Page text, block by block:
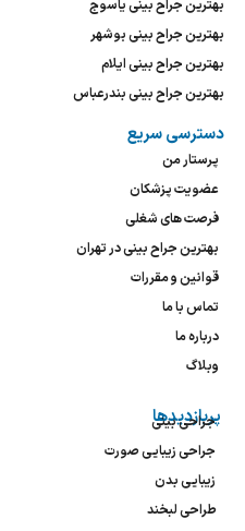
بهترین جراح بینی یاسوج
بهترین جراح بینی بوشهر
بهترین جراح بینی ایلام
بهترین جراح بینی بندرعباس
دسترسی سریع
پرستار من
عضویت پزشکان
فرصت های شغلی
بهترین جراح بینی در تهران
قوانین و مقررات
تماس با ما
درباره ما
وبلاگ
پربازدیدها
جراحی بینی
جراحی زیبایی صورت
زیبایی بدن
طراحی لبخند